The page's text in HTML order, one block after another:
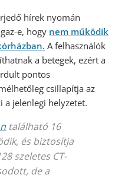
hírek nyomán
e, hogy nem működik
A felhasználók
a betegek, ezért a
pontos
csillapítja az
a jelenlegi helyzetet.
található 16
és biztosítja
szeletes CT-
de a